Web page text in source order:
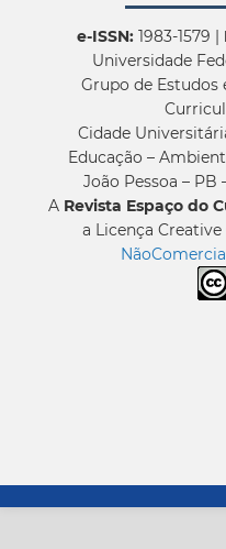
e-ISSN:1983-1579 |
Universidade
Grupo de Estudos
Cidade
Educação –
João Pessoa – PB
A Revista Espaço do
a Licença